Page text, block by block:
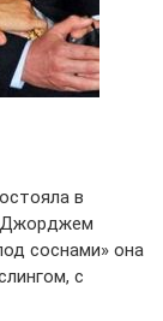
в
Джорджем
соснами» она
с